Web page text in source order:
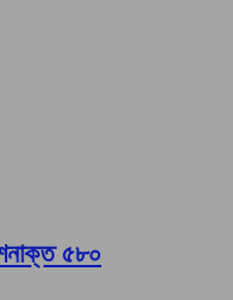
৫৮০